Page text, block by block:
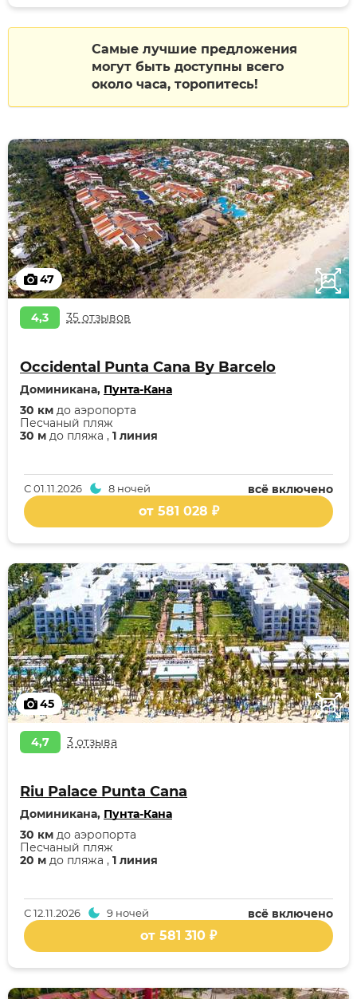
Самые лучшие предложения
могут быть доступны всего
около часа, торопитесь!
47
4,3 35 отзывов
Occidental Punta Cana By Barcelo
Доминикана, Пунта-Кана
30 м до пляжа , 1 линия
Песчаный пляж
30 км до аэропорта
всё включено
С01.11.2026 8 ночей
от 581 028 ₽
45
4,7 3 отзыва
Riu Palace Punta Cana
Доминикана, Пунта-Кана
20 м до пляжа , 1 линия
Песчаный пляж
30 км до аэропорта
всё включено
С12.11.2026 9 ночей
от 581 310 ₽